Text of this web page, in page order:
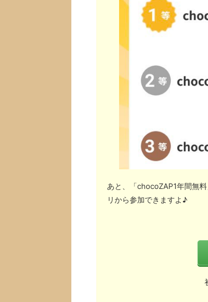
あと、「chocoZAP1年間無
リから参加できますよ♪